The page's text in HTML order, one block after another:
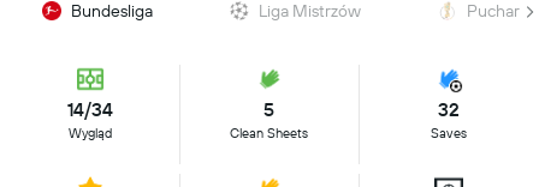
Bundesliga Liga Mistrzów Puchar
14/34
Wygląd
5
Clean Sheets
32
Saves